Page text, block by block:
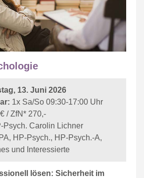
13. Juni 2026
1x Sa/So 09:30-17:00 Uhr
/ ZfN* 270,-
Psych. Carolin Lichner
HP-Psych., HP-Psych.-A,
und Interessierte
lösen: Sicherheit im